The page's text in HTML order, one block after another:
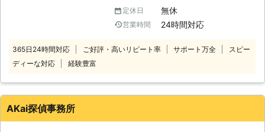
なら、迷わずに私たちにご相談くださ
い。 感情的にならず、まずは落ち着
いて現状を把握することが大切です。
ご相談だけでも構いません。ご遠慮な
くお問い合わせください。 ◆盗聴器
ん進化しており、以前より簡単に高性
能の製品を手に入れることができま
などの発見調査など、各種調査をお受
けしております。 ◆安心の実績 ワー
ルドリサーチ調査会社は、調査業での
トワークをもっております。数多くの
定休日 無休
営業時間 24時間対応
365日24時間対応 ご好評・高いリピート率 サポート万全
スピー
ディーな対応
経験豊富
AKai探偵事務所